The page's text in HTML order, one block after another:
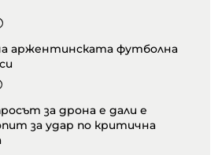
аржентинската футболна
за дрона е дали е
за удар по критична